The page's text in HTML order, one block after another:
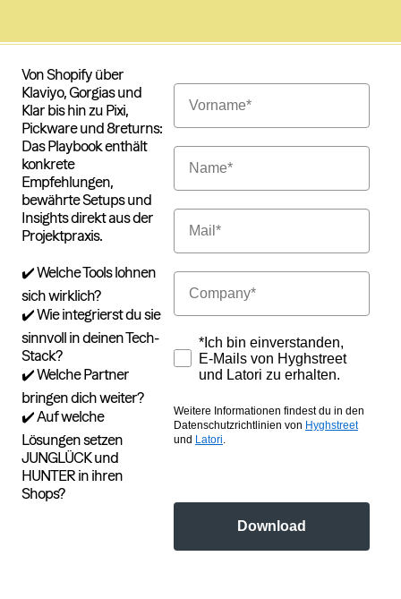
Von Shopify über
Klaviyo, Gorgias und
Klar bis hin zu Pixi,
Pickware und 8returns:
Das Playbook enthält
konkrete
Empfehlungen,
bewährte Setups und
Insights direkt aus der
Projektpraxis.
✔️ Welche Tools lohnen
sich wirklich?
✔️ Wie integrierst du sie
sinnvoll in deinen Tech-
Stack?
✔️ Welche Partner
bringen dich weiter?
✔️ Auf welche
Lösungen setzen
JUNGLÜCK und
HUNTER in ihren
Shops?
Vorname
Name
Email
Company
Zustimmung
*Ich bin einverstanden,
E-Mails von Hyghstreet
und Latori zu erhalten.
Weitere Informationen findest du in den
Datenschutzrichtlinien von Hyghstreet
und Latori.
Download